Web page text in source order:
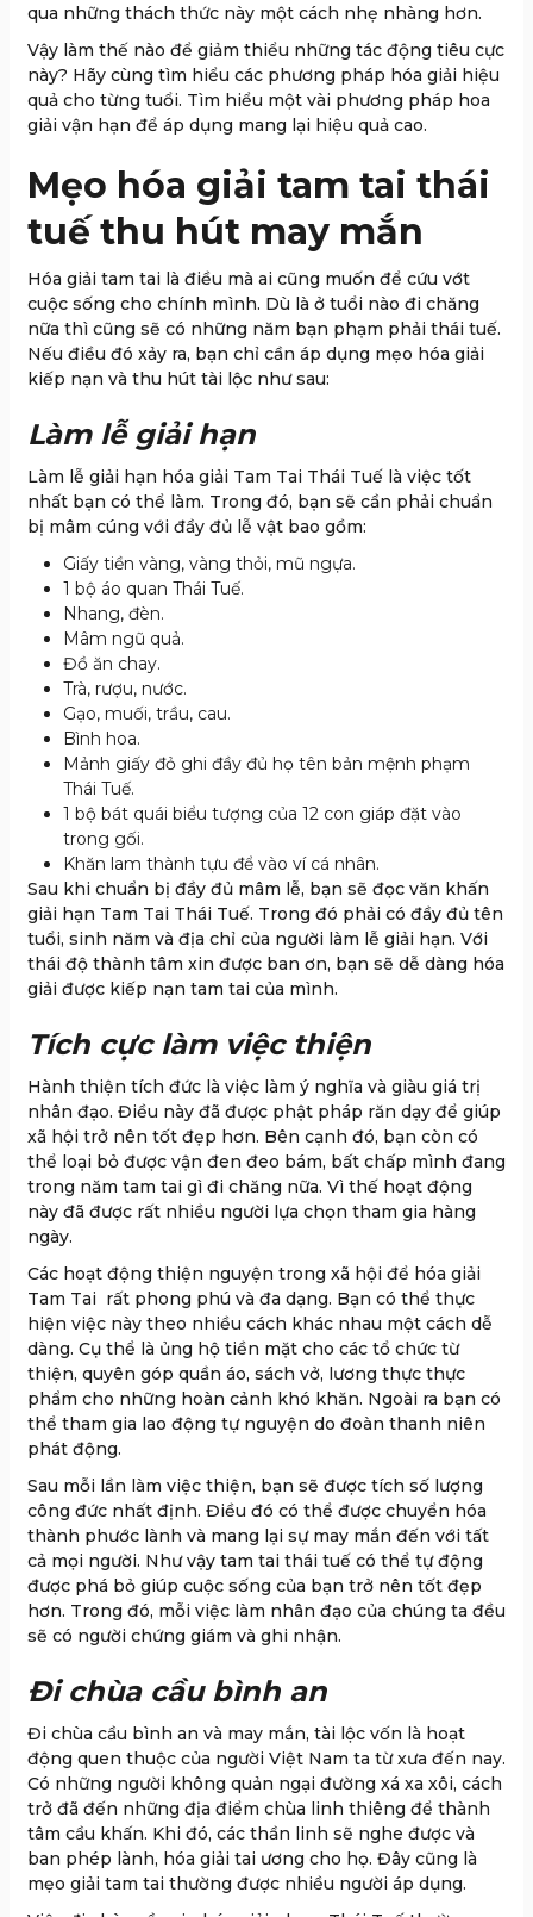
qua những thách thức này một cách nhẹ nhàng hơn.
Vậy làm thế nào để giảm thiểu những tác động tiêu cực
này? Hãy cùng tìm hiểu các phương pháp hóa giải hiệu
quả cho từng tuổi. Tìm hiểu một vài phương pháp hoa
giải vận hạn để áp dụng mang lại hiệu quả cao.
Mẹo hóa giải tam tai thái
tuế thu hút may mắn
Hóa giải tam tai là điều mà ai cũng muốn để cứu vớt
cuộc sống cho chính mình. Dù là ở tuổi nào đi chăng
nữa thì cũng sẽ có những năm bạn phạm phải thái tuế.
Nếu điều đó xảy ra, bạn chỉ cần áp dụng mẹo hóa giải
kiếp nạn và thu hút tài lộc như sau:
Làm lễ giải hạn
Làm lễ giải hạn hóa giải Tam Tai Thái Tuế là việc tốt
nhất bạn có thể làm. Trong đó, bạn sẽ cần phải chuẩn
bị mâm cúng với đầy đủ lễ vật bao gồm:
Giấy tiền vàng, vàng thỏi, mũ ngựa.
1 bộ áo quan Thái Tuế.
Nhang, đèn.
Mâm ngũ quả.
Đồ ăn chay.
Trà, rượu, nước.
Gạo, muối, trầu, cau.
Bình hoa.
Mảnh giấy đỏ ghi đầy đủ họ tên bản mệnh phạm
Thái Tuế.
1 bộ bát quái biểu tượng của 12 con giáp đặt vào
trong gối.
Khăn lam thành tựu để vào ví cá nhân.
Sau khi chuẩn bị đầy đủ mâm lễ, bạn sẽ đọc văn khấn
giải hạn Tam Tai Thái Tuế. Trong đó phải có đầy đủ tên
tuổi, sinh năm và địa chỉ của người làm lễ giải hạn. Với
thái độ thành tâm xin được ban ơn, bạn sẽ dễ dàng hóa
giải được kiếp nạn tam tai của mình.
Tích cực làm việc thiện
Hành thiện tích đức là việc làm ý nghĩa và giàu giá trị
nhân đạo. Điều này đã được phật pháp răn dạy để giúp
xã hội trở nên tốt đẹp hơn. Bên cạnh đó, bạn còn có
thể loại bỏ được vận đen đeo bám, bất chấp mình đang
trong năm tam tai gì đi chăng nữa. Vì thế hoạt động
này đã được rất nhiều người lựa chọn tham gia hàng
ngày.
Các hoạt động thiện nguyện trong xã hội để hóa giải
Tam Tai rất phong phú và đa dạng. Bạn có thể thực
hiện việc này theo nhiều cách khác nhau một cách dễ
dàng. Cụ thể là ủng hộ tiền mặt cho các tổ chức từ
thiện, quyên góp quần áo, sách vở, lương thực thực
phẩm cho những hoàn cảnh khó khăn. Ngoài ra bạn có
thể tham gia lao động tự nguyện do đoàn thanh niên
phát động.
Sau mỗi lần làm việc thiện, bạn sẽ được tích số lượng
công đức nhất định. Điều đó có thể được chuyển hóa
thành phước lành và mang lại sự may mắn đến với tất
cả mọi người. Như vậy tam tai thái tuế có thể tự động
được phá bỏ giúp cuộc sống của bạn trở nên tốt đẹp
hơn. Trong đó, mỗi việc làm nhân đạo của chúng ta đều
sẽ có người chứng giám và ghi nhận.
Đi chùa cầu bình an
Đi chùa cầu bình an và may mắn, tài lộc vốn là hoạt
động quen thuộc của người Việt Nam ta từ xưa đến nay.
Có những người không quản ngại đường xá xa xôi, cách
trở đã đến những địa điểm chùa linh thiêng để thành
tâm cầu khấn. Khi đó, các thần linh sẽ nghe được và
ban phép lành, hóa giải tai ương cho họ. Đây cũng là
mẹo giải tam tai thường được nhiều người áp dụng.